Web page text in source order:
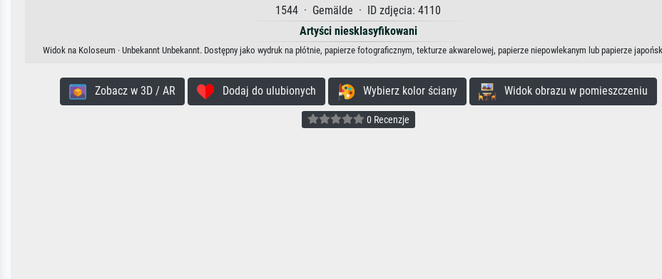
1544 · Gemälde · ID zdjęcia: 4110
Artyści niesklasyfikowani
Widok na Koloseum · Unbekannt Unbekannt. Dostępny jako wydruk na płótnie, papierze fotograficznym, tekturze akwarelowej, papierze niepowlekanym lub papierze
Zobacz w 3D / AR Dodaj do ulubionych Wybierz kolor ściany Widok obrazu w pomieszczeniu
0 Recenzje